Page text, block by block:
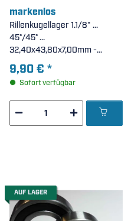
markenlos
Rillenkugellager 1.1/8" ...
45°/45° ...
32,40x43,80x7,00mm -
ACB32438, beidseitig
Dichtscheiben
9,90 € *
Sofort verfügbar
AUF LAGER